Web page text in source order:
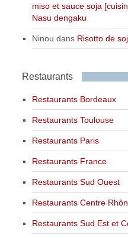
miso et sauce soja
Nasu dengaku
Ninou dans Risotto de
Restaurants
Restaurants Bordeaux
Restaurants Toulouse
Restaurants Paris
Restaurants France
Restaurants Sud Ouest
Restaurants Centre
Restaurants Sud Est et